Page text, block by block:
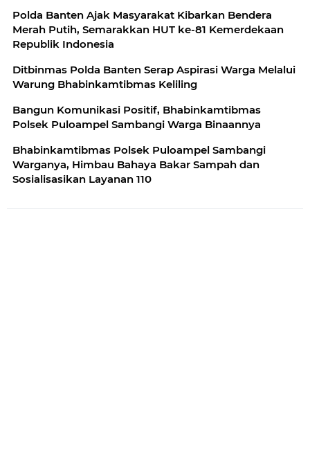
Polda Banten Ajak Masyarakat Kibarkan Bendera
Merah Putih, Semarakkan HUT ke-81 Kemerdekaan
Republik Indonesia
Ditbinmas Polda Banten Serap Aspirasi Warga Melalui
Warung Bhabinkamtibmas Keliling
Bangun Komunikasi Positif, Bhabinkamtibmas
Polsek Puloampel Sambangi Warga Binaannya
Bhabinkamtibmas Polsek Puloampel Sambangi
Warganya, Himbau Bahaya Bakar Sampah dan
Sosialisasikan Layanan 110